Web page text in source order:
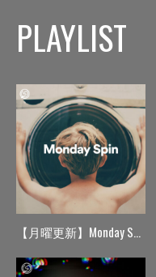
PLAYLIST
【月曜更新】Monday Spin